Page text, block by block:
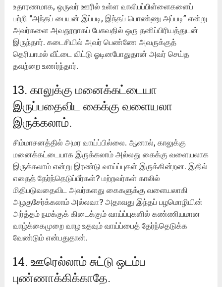
உதாரணமாக, ஒருவர் ஊரில் உள்ள வாலிபப்பிள்ளைகளைப்
பற்றி “அந்தப் பையன் இப்படி, இந்தப் பொண்ணு அப்படி” என்று
அவர்களை அவதூறாகப் பேசுவதில் ஒரு தனிப்பிரியத்துடன்
இருந்தார். கடைசியில் அவர் பெண்ணே அவருக்குத்
தெரியாமல் வீட்டை விட்டு ஓடினபோதுதான் அவர் செய்த
தவற்றை உணர்ந்தார்.
13. காலுக்கு மனைக்கட்டையா
இருப்பதைவிட கைக்கு வளையலா
இருக்கலாம்.
சிம்மாசனத்தில் அமர வாய்ப்பில்லை. ஆனால், காலுக்கு
மனைக்கட்டையாக இருக்கலாம் அல்லது கைக்கு வளையலாக
இருக்கலாம் என்று இரண்டு வாய்ப்புகள் இருக்கின்றன. இதில்
எதைத் தேர்ந்தெடுப்பீர்கள்? மற்றவர்கள் காலில்
மிதிபடுவதைவிட அவர்களது கைகளுக்கு வளையலாகி
அழகுசேர்க்கலாம் அல்லவா? அதாவது இந்தப் பழமொழியின்
அர்த்தம் நமக்குக் கிடைக்கும் வாய்ப்புகளில் கண்ணியமான
வாழ்க்கைமுறை வாழ உதவும் வாய்ப்பைத் தேர்ந்தெடுக்க
வேண்டும் என்பதுதான்.
14. ஊரெல்லாம் சுட்டு ஒடம்ப
புண்ணாக்கிக்காதே.